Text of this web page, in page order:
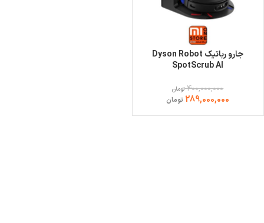
جارو رباتیک Dyson Robot
SpotScrub AI
400,000,000 تومان
289,000,000 تومان